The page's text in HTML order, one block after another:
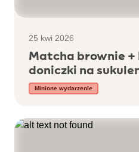
25 kwi 2026
Matcha brownie +
doniczki na
Minione wydarzenie